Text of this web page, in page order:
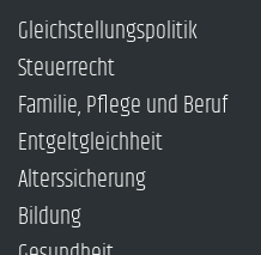
Gleichstellungspolitik
Steuerrecht
Familie, Pflege und Beruf
Entgeltgleichheit
Alterssicherung
Bildung